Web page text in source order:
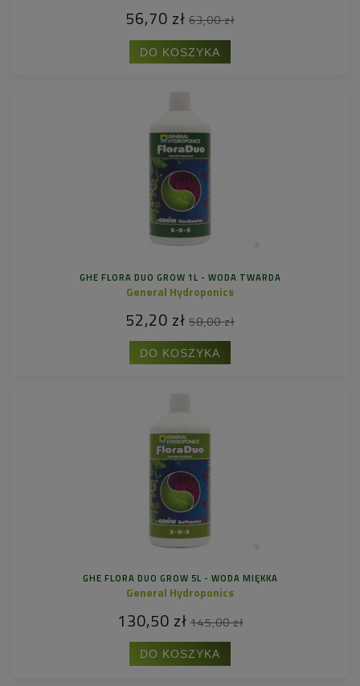
56,70 zł 63,00 zł
DO KOSZYKA
GHE FLORA DUO GROW 1L - WODA TWARDA
General Hydroponics
52,20 zł 58,00 zł
DO KOSZYKA
GHE FLORA DUO GROW 5L - WODA MIĘKKA
General Hydroponics
130,50 zł 145,00 zł
DO KOSZYKA